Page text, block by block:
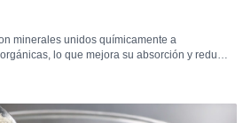
minerales unidos químicamente a
lo que mejora su absorción y reduce
energético, la función inmunitaria, la salud